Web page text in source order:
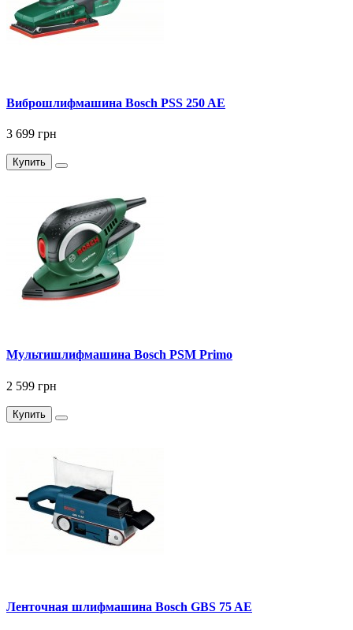
Виброшлифмашина Bosch PSS 250 AE
3 699 грн
Купить
Мультишлифмашина Bosch PSM Primo
2 599 грн
Купить
Ленточная шлифмашина Bosch GBS 75 AE